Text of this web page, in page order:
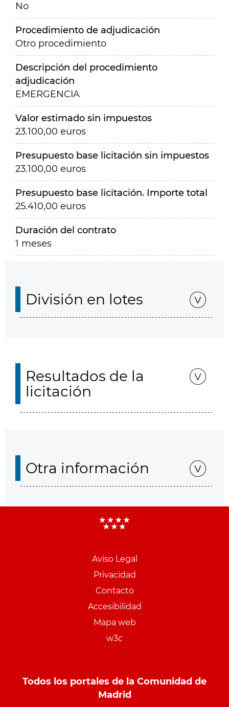
No
Procedimiento de adjudicación
Otro procedimiento
Descripción del procedimiento
adjudicación
EMERGENCIA
Valor estimado sin impuestos
23.100,00 euros
Presupuesto base licitación sin impuestos
23.100,00 euros
Presupuesto base licitación. Importe total
25.410,00 euros
Duración del contrato
1 meses
División en lotes
Resultados de la
licitación
Otra información
Aviso Legal
Privacidad
Contacto
Accesibilidad
Mapa web
w3c
Todos los portales de la Comunidad de
Madrid